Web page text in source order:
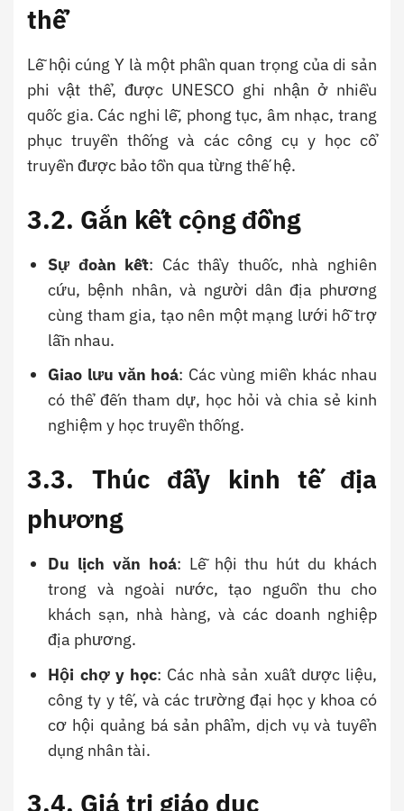
thể
Lễ hội cúng Y là một phần quan trọng của di sản
phi vật thể, được UNESCO ghi nhận ở nhiều
quốc gia. Các nghi lễ, phong tục, âm nhạc, trang
phục truyền thống và các công cụ y học cổ
truyền được bảo tồn qua từng thế hệ.
3.2. Gắn kết cộng đồng
Sự đoàn kết: Các thầy thuốc, nhà nghiên
cứu, bệnh nhân, và người dân địa phương
cùng tham gia, tạo nên một mạng lưới hỗ trợ
lẫn nhau.
Giao lưu văn hoá: Các vùng miền khác nhau
có thể đến tham dự, học hỏi và chia sẻ kinh
nghiệm y học truyền thống.
3.3. Thúc đẩy kinh tế địa
phương
Du lịch văn hoá: Lễ hội thu hút du khách
trong và ngoài nước, tạo nguồn thu cho
khách sạn, nhà hàng, và các doanh nghiệp
địa phương.
Hội chợ y học: Các nhà sản xuất dược liệu,
công ty y tế, và các trường đại học y khoa có
cơ hội quảng bá sản phẩm, dịch vụ và tuyển
dụng nhân tài.
3.4. Giá trị giáo dục